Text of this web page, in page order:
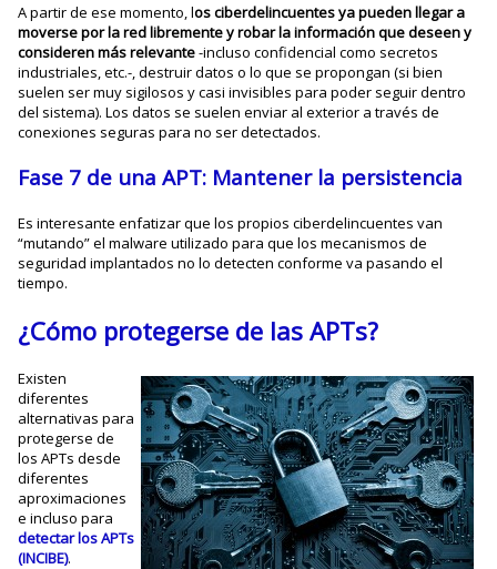
A partir de ese momento, los ciberdelincuentes ya pueden llegar a
moverse por la red libremente y robar la información que deseen y
consideren más relevante-incluso confidencial como secretos
industriales, etc.-, destruir datos o lo que se propongan (si bien
suelen ser muy sigilosos y casi invisibles para poder seguir dentro
del sistema). Los datos se suelen enviar al exterior a través de
conexiones seguras para no ser detectados.
Fase 7 de una APT: Mantener la persistencia
Es interesante enfatizar que los propios ciberdelincuentes van
“mutando” el malware utilizado para que los mecanismos de
seguridad implantados no lo detecten conforme va pasando el
tiempo.
¿Cómo protegerse de las APTs?
Existen
diferentes
alternativas para
protegerse de
los APTs desde
diferentes
aproximaciones
e incluso para
detectar los APTs
(INCIBE).